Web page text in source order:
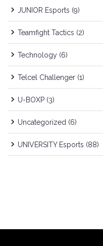
JUNIOR Esports (9)
Teamfight Tactics (2)
Technology (6)
Telcel Challenger (1)
U-BOXP (3)
Uncategorized (6)
UNIVERSITY Esports (88)